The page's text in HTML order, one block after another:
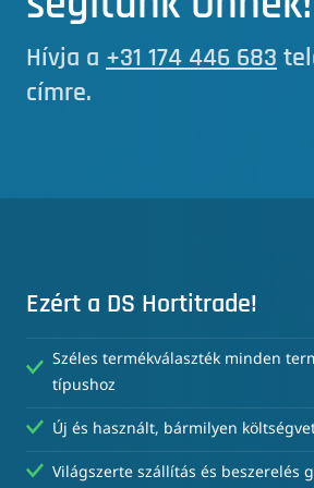
Hívja a +31 174 446 683
címre.
Ezért a DS Hortitrade!
Széles termékválaszték minden
típushoz
Új és használt, bármilyen
Világszerte szállítás és beszerelés